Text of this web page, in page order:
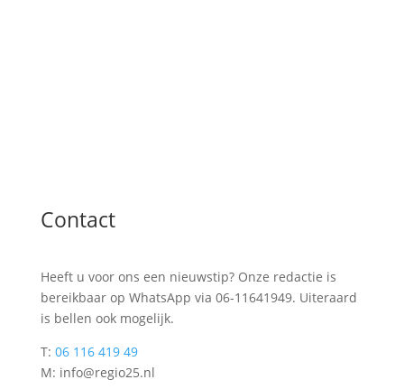
Contact
Heeft u voor ons een nieuwstip? Onze redactie is
bereikbaar op WhatsApp via 06-11641949. Uiteraard
is bellen ook mogelijk.
T: 06 116 419 49
M: info@regio25.nl